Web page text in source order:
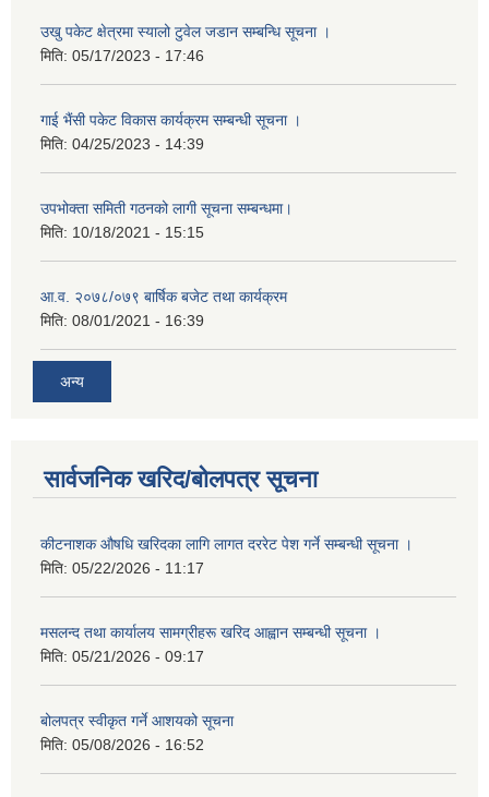
उखु पकेट क्षेत्रमा स्यालो टुवेल जडान सम्बन्धि सूचना ।
मिति: 05/17/2023 - 17:46
गाई भैंसी पकेट विकास कार्यक्रम सम्बन्धी सूचना ।
मिति: 04/25/2023 - 14:39
उपभोक्ता समिती गठनको लागी सूचना सम्बन्धमा।
मिति: 10/18/2021 - 15:15
आ.व. २०७८/०७९ बार्षिक बजेट तथा कार्यक्रम
मिति: 08/01/2021 - 16:39
अन्य
सार्वजनिक खरिद/बोलपत्र सूचना
कीटनाशक औषधि खरिदका लागि लागत दररेट पेश गर्ने सम्बन्धी सूचना ।
मिति: 05/22/2026 - 11:17
मसलन्द तथा कार्यालय सामग्रीहरू खरिद आह्वान सम्बन्धी सूचना ।
मिति: 05/21/2026 - 09:17
बोलपत्र स्वीकृत गर्ने आशयको सूचना
मिति: 05/08/2026 - 16:52